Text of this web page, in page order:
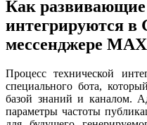
Как
интегрируются в
мессенджере MAX
Процесс технической
специального бота,
базой знаний и каналом.
параметры частоты